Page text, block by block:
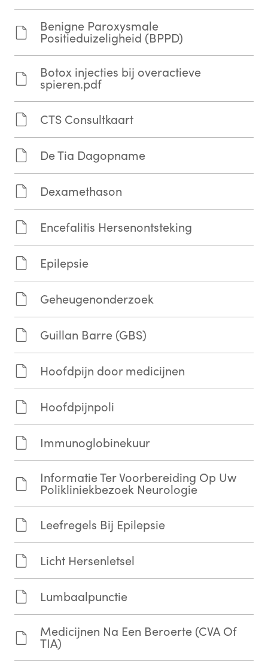
Benigne Paroxysmale
Positieduizeligheid (BPPD)
Botox injecties bij overactieve
spieren.pdf
CTS Consultkaart
De Tia Dagopname
Dexamethason
Encefalitis Hersenontsteking
Epilepsie
Geheugenonderzoek
Guillan Barre (GBS)
Hoofdpijn door medicijnen
Hoofdpijnpoli
Immunoglobinekuur
Informatie Ter Voorbereiding Op Uw
Polikliniekbezoek Neurologie
Leefregels Bij Epilepsie
Licht Hersenletsel
Lumbaalpunctie
Medicijnen Na Een Beroerte (CVA Of
TIA)